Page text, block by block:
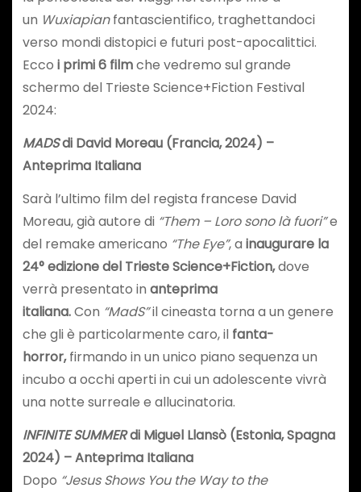
un Wuxiapianfantascientifico, traghettandoci
verso mondi distopici e futuri post-apocalittici.
Ecco i primi 6 filmche vedremo sul grande
schermo del Trieste Science+Fiction Festival
2024:
MADSdi David Moreau (Francia, 2024) –
Anteprima Italiana
Sarà l’ultimo film del regista francese David
Moreau, già autore di “Them – Loro sono là fuori”e
del remake americano “The Eye”, a inaugurare la
24° edizione del Trieste Science+Fiction,dove
verrà presentato in anteprima
italiana.Con “MadS”il cineasta torna a un genere
che gli è particolarmente caro, il fanta-
horror,firmando in un unico piano sequenza un
incubo a occhi aperti in cui un adolescente vivrà
una notte surreale e allucinatoria.
INFINITE SUMMERdi Miguel Llansò (Estonia, Spagna
2024) – Anteprima Italiana
Dopo “Jesus Shows You the Way to the